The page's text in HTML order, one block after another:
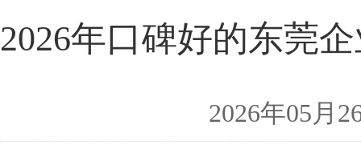
2026年口碑好的东莞
2026年05